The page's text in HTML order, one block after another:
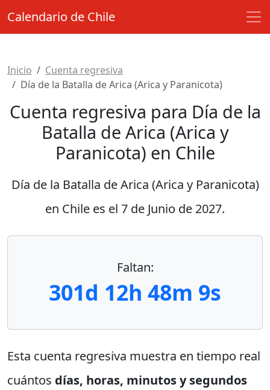
Calendario de Chile
Inicio
Cuenta regresiva
Día de la Batalla de Arica (Arica y Paranicota)
Cuenta regresiva para Día de la
Batalla de Arica (Arica y
Paranicota) en Chile
Día de la Batalla de Arica (Arica y Paranicota)
en Chile es el 7 de Junio de 2027.
Faltan:
301d 12h 48m 8s
Esta cuenta regresiva muestra en tiempo real
cuántos días, horas, minutos y segundos